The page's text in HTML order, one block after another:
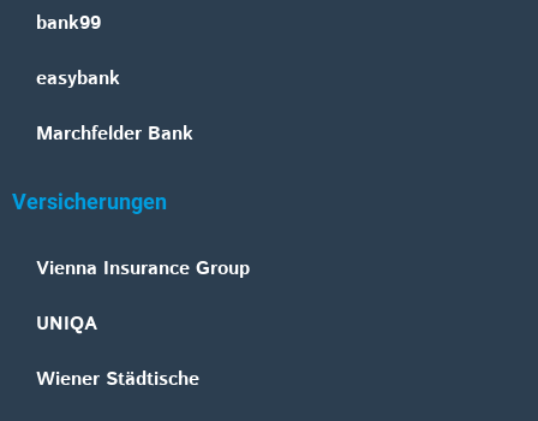
bank99
easybank
Marchfelder Bank
Versicherungen
Vienna Insurance Group
UNIQA
Wiener Städtische